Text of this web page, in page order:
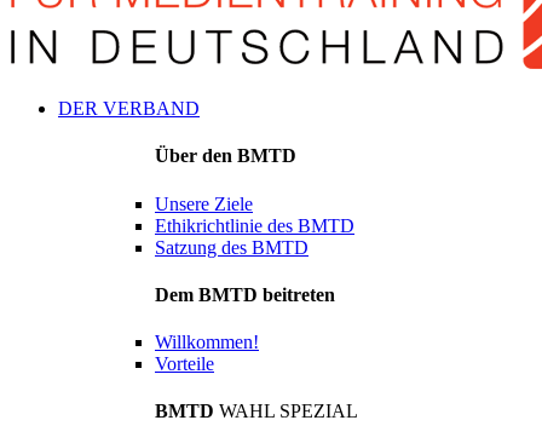
DER VERBAND
Über den BMTD
Unsere Ziele
Ethikrichtlinie des BMTD
Satzung des BMTD
Dem BMTD beitreten
Willkommen!
Vorteile
BMTD WAHL SPEZIAL